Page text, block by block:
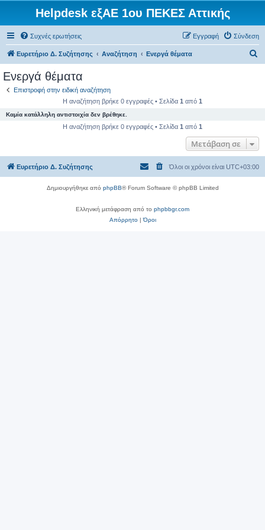
Helpdesk εξΑΕ 1ου ΠΕΚΕΣ Αττικής
Συχνές ερωτήσεις Σύνδεση
Εγγραφή
Ευρετήριο Δ. Συζήτησης Αναζήτηση Ενεργά θέματα
η
η
Ενεργά θέματα
Επιστροφή στην ειδική αναζήτηση
Η αναζήτηση βρήκε 0 εγγραφές • Σελίδα 1 από 1
Καμία κατάλληλη αντιστοιχία δεν βρέθηκε.
Η αναζήτηση βρήκε 0 εγγραφές • Σελίδα 1 από 1
Μετάβαση σε
Ευρετήριο Δ. Συζήτησης Όλοι οι χρόνοι είναι UTC+03:00
Δημιουργήθηκε από phpBB® Forum Software © phpBB Limited
Ελληνική μετάφραση από το phpbbgr.com
Απόρρητο|Όροι